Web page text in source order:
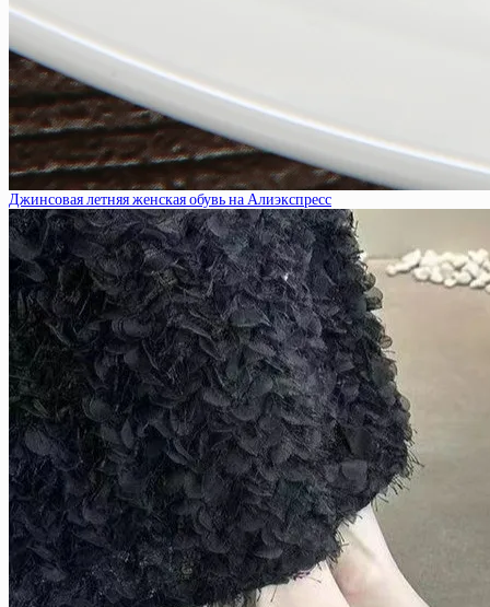
Джинсовая летняя женская обувь на Алиэкспресс